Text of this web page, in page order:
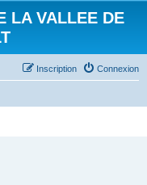
LA VALLEE DE
Connexion
Inscription